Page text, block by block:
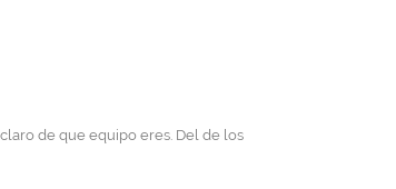
de que equipo eres. Del de los